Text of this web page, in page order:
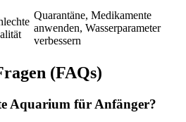
Quarantäne, Medikamente
anwenden, Wasserparameter
verbessern
(FAQs)
Aquarium für Anfänger?